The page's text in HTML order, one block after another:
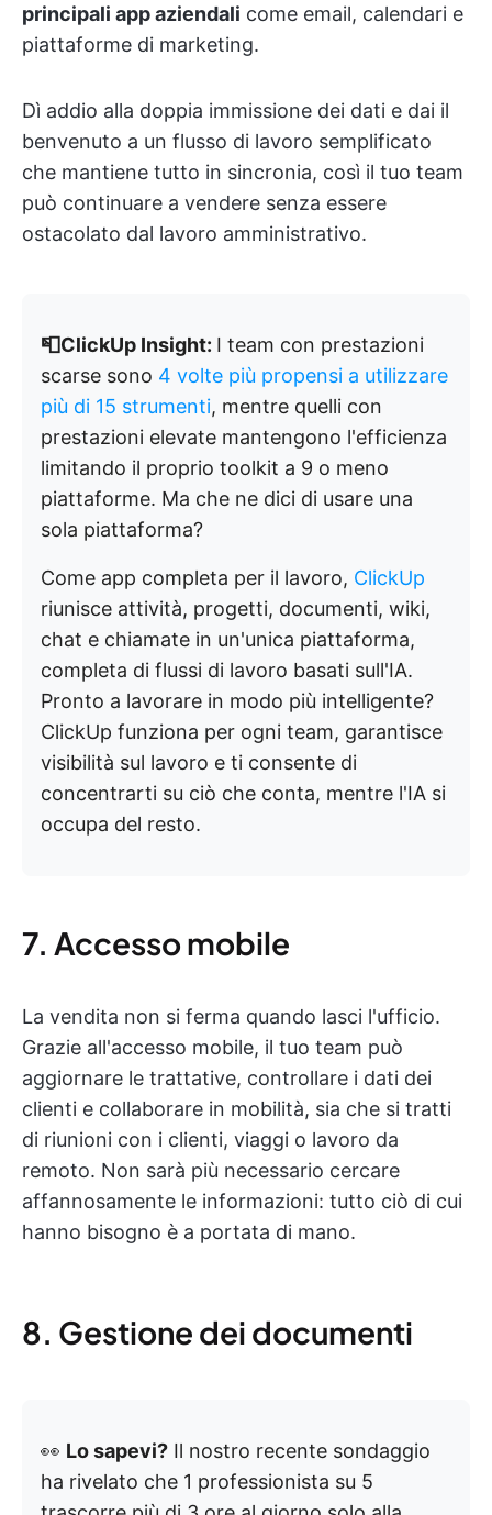
principali app aziendali come email, calendari e
piattaforme di marketing.
Dì addio alla doppia immissione dei dati e dai il
benvenuto a un flusso di lavoro semplificato
che mantiene tutto in sincronia, così il tuo team
può continuare a vendere senza essere
ostacolato dal lavoro amministrativo.
📮ClickUp Insight: I team con prestazioni
scarse sono 4 volte più propensi a utilizzare
più di 15 strumenti, mentre quelli con
prestazioni elevate mantengono l'efficienza
limitando il proprio toolkit a 9 o meno
piattaforme. Ma che ne dici di usare una
sola piattaforma?
Come app completa per il lavoro, ClickUp
riunisce attività, progetti, documenti, wiki,
chat e chiamate in un'unica piattaforma,
completa di flussi di lavoro basati sull'IA.
Pronto a lavorare in modo più intelligente?
ClickUp funziona per ogni team, garantisce
visibilità sul lavoro e ti consente di
concentrarti su ciò che conta, mentre l'IA si
occupa del resto.
7. Accesso mobile
La vendita non si ferma quando lasci l'ufficio.
Grazie all'accesso mobile, il tuo team può
aggiornare le trattative, controllare i dati dei
clienti e collaborare in mobilità, sia che si tratti
di riunioni con i clienti, viaggi o lavoro da
remoto. Non sarà più necessario cercare
affannosamente le informazioni: tutto ciò di cui
hanno bisogno è a portata di mano.
8. Gestione dei documenti
👀 Lo sapevi? Il nostro recente sondaggio
ha rivelato che 1 professionista su 5